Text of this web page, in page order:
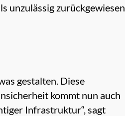
unzulässig zurückgewiesen.
gestalten. Diese
kommt nun auch
Infrastruktur“, sagt